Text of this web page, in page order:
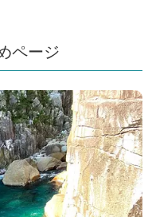
ページ